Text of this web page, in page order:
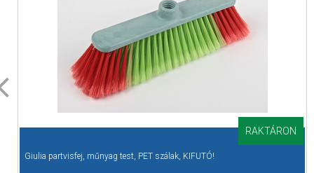
RAKTÁRON
Giulia partvisfej, műnyag test, PET szálak, KIFUTÓ!